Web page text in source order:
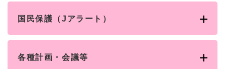
国民保護（Jアラート）
各種計画・会議等